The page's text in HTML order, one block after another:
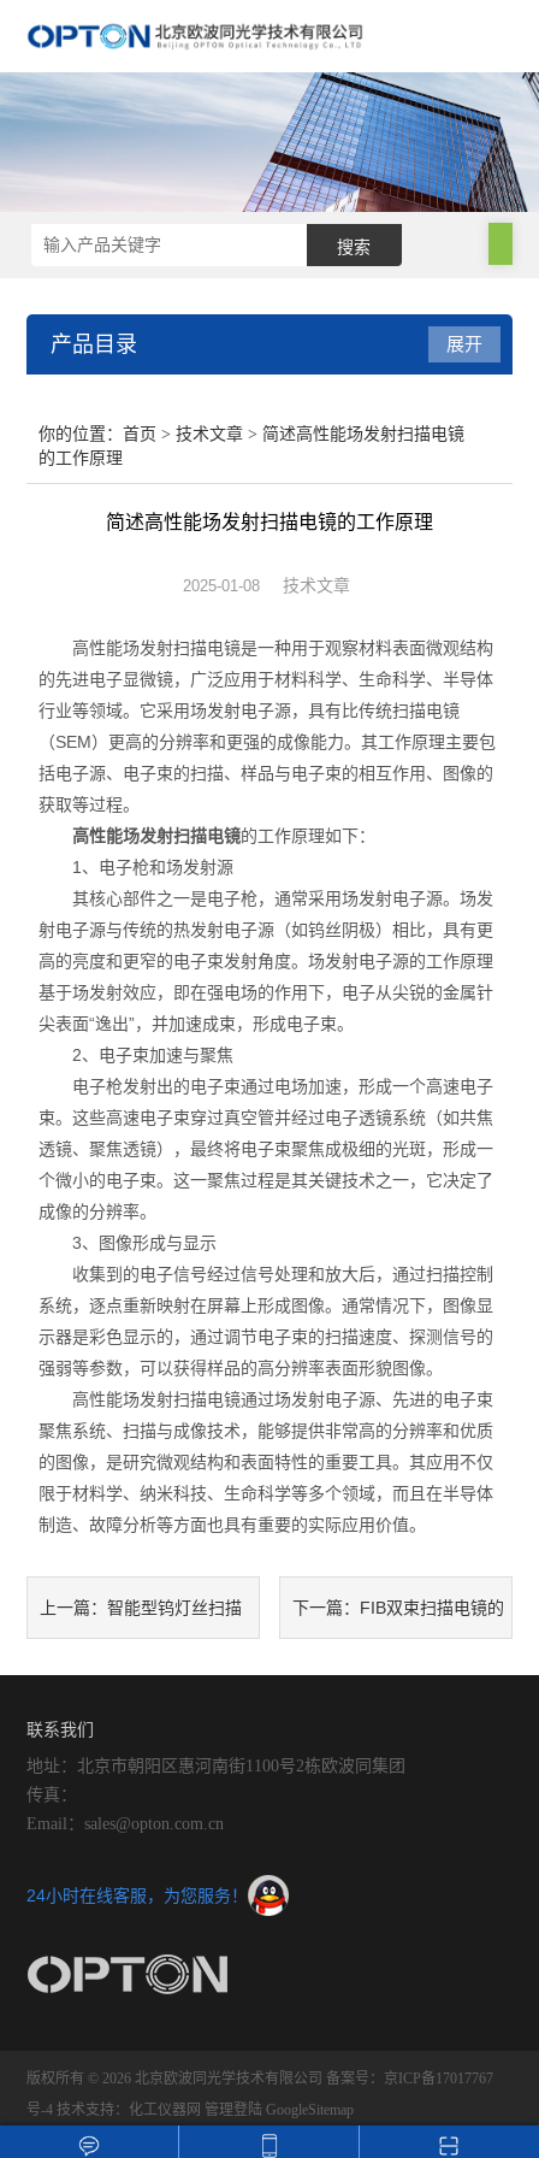
产品目录
手持光谱仪
电镜附件及制样设备
其他设备
展开
你的位置：首页 >技术文章 > 简述高性能场发射扫描电镜
的工作原理
简述高性能场发射扫描电镜的工作原理
2025-01-08 技术文章
高性能场发射扫描电镜是一种用于观察材料表面微观结构
的先进电子显微镜，广泛应用于材料科学、生命科学、半导体
行业等领域。它采用场发射电子源，具有比传统扫描电镜
（SEM）更高的分辨率和更强的成像能力。其工作原理主要包
括电子源、电子束的扫描、样品与电子束的相互作用、图像的
获取等过程。
高性能场发射扫描电镜的工作原理如下：
1、电子枪和场发射源
其核心部件之一是电子枪，通常采用场发射电子源。场发
射电子源与传统的热发射电子源（如钨丝阴极）相比，具有更
高的亮度和更窄的电子束发射角度。场发射电子源的工作原理
基于场发射效应，即在强电场的作用下，电子从尖锐的金属针
尖表面“逸出”，并加速成束，形成电子束。
2、电子束加速与聚焦
电子枪发射出的电子束通过电场加速，形成一个高速电子
束。这些高速电子束穿过真空管并经过电子透镜系统（如共焦
透镜、聚焦透镜），最终将电子束聚焦成极细的光斑，形成一
个微小的电子束。这一聚焦过程是其关键技术之一，它决定了
成像的分辨率。
3、图像形成与显示
收集到的电子信号经过信号处理和放大后，通过扫描控制
系统，逐点重新映射在屏幕上形成图像。通常情况下，图像显
示器是彩色显示的，通过调节电子束的扫描速度、探测信号的
强弱等参数，可以获得样品的高分辨率表面形貌图像。
高性能场发射扫描电镜通过场发射电子源、先进的电子束
聚焦系统、扫描与成像技术，能够提供非常高的分辨率和优质
的图像，是研究微观结构和表面特性的重要工具。其应用不仅
限于材料学、纳米科技、生命科学等多个领域，而且在半导体
制造、故障分析等方面也具有重要的实际应用价值。
上一篇：智能型钨灯丝扫描 下一篇： FIB双束扫描电镜的
联系我们
地址：北京市朝阳区惠河南街1100号2栋欧波同集团
传真：
Email：sales@opton.com.cn
24小时在线客服，为您服务！
版权所有 © 2026 北京欧波同光学技术有限公司 备案号：京ICP备17017767
号-4 技术支持： 化工仪器网 管理登陆 GoogleSitemap